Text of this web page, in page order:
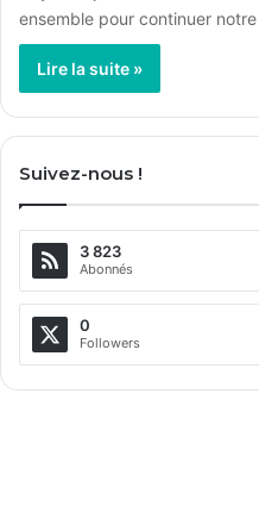
ensemble pour continuer
Lire la suite »
Suivez-nous !
3 823
Abonnés
0
Followers